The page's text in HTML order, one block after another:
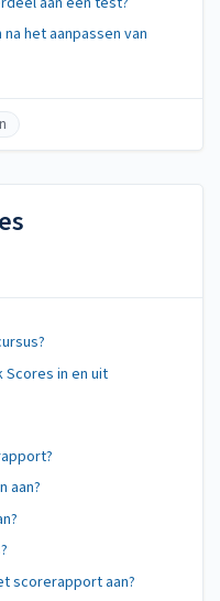
het aanpassen van
in en uit
aan?
scorerapport aan?